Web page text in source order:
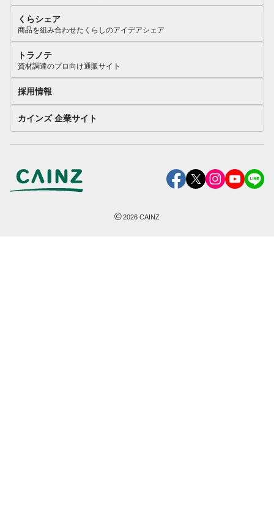
くらシェア
商品を組み合わせたくらしのアイデアシェア
トラノテ
資材調達のプロ向け通販サイト
採用情報
カインズ 企業サイト
©2026 CAINZ